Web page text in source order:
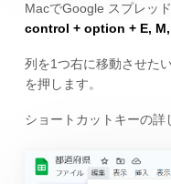
MacでGoogle スプレッ
control + option + E, M,
列を1つ右に移動させたい
を押します。
ショートカットキーの詳